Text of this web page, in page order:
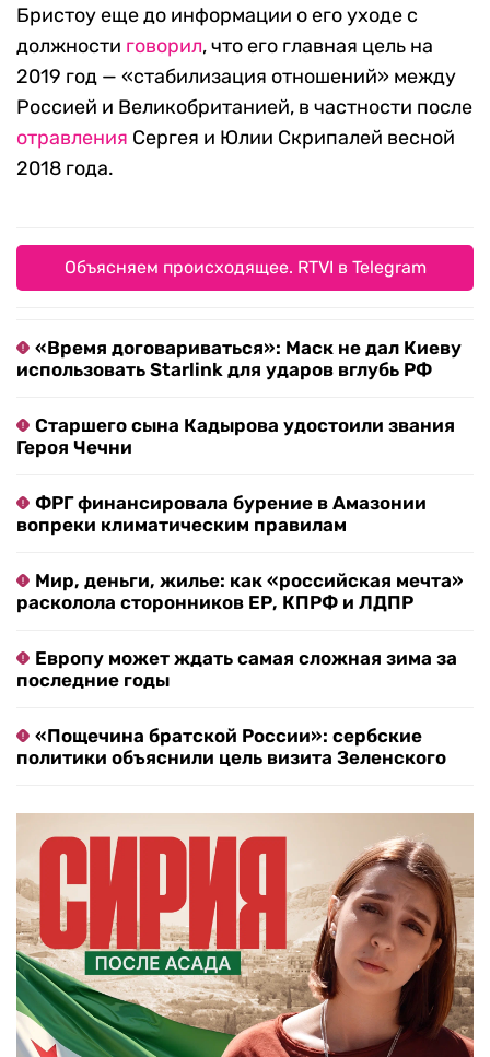
Бристоу еще до информации о его уходе с
должности говорил, что его главная цель на
2019 год — «стабилизация отношений» между
Россией и Великобританией, в частности после
отравления Сергея и Юлии Скрипалей весной
2018 года.
Объясняем происходящее. RTVI в Telegram
«Время договариваться»: Маск не дал Киеву
использовать Starlink для ударов вглубь РФ
Старшего сына Кадырова удостоили звания
Героя Чечни
ФРГ финансировала бурение в Амазонии
вопреки климатическим правилам
Мир, деньги, жилье: как «российская мечта»
расколола сторонников ЕР, КПРФ и ЛДПР
Европу может ждать самая сложная зима за
последние годы
«Пощечина братской России»: сербские
политики объяснили цель визита Зеленского